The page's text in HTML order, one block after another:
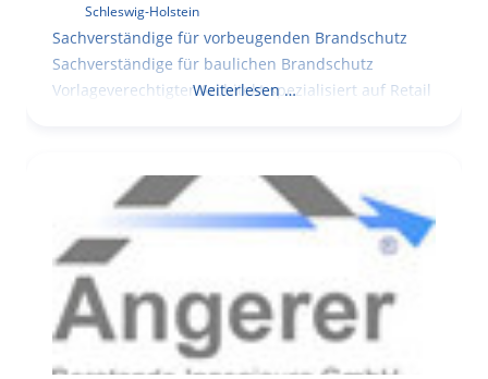
Schleswig-Holstein
Sachverständige für vorbeugenden Brandschutz
Sachverständige für baulichen Brandschutz
Vorlageverechtigter Architekt spezialisiert auf Retail
Weiterlesen …